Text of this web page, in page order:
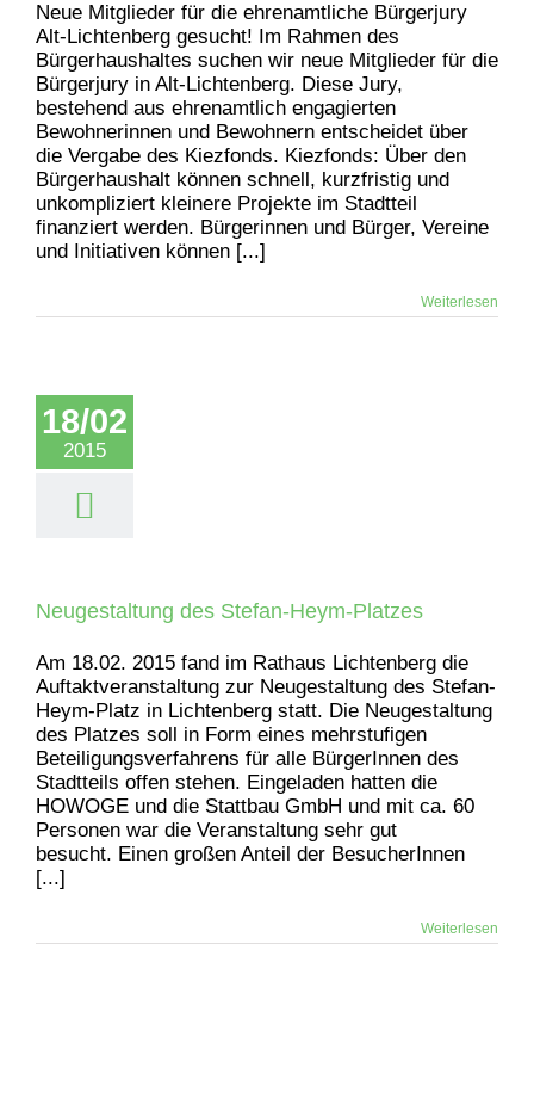
Neue Mitglieder für die ehrenamtliche Bürgerjury
Alt-Lichtenberg gesucht! Im Rahmen des
Bürgerhaushaltes suchen wir neue Mitglieder für die
Bürgerjury in Alt-Lichtenberg. Diese Jury,
bestehend aus ehrenamtlich engagierten
Bewohnerinnen und Bewohnern entscheidet über
die Vergabe des Kiezfonds. Kiezfonds: Über den
Bürgerhaushalt können schnell, kurzfristig und
unkompliziert kleinere Projekte im Stadtteil
finanziert werden. Bürgerinnen und Bürger, Vereine
und Initiativen können [...]
Weiterlesen
18/02
2015
Neugestaltung des Stefan-Heym-Platzes
Am 18.02. 2015 fand im Rathaus Lichtenberg die
Auftaktveranstaltung zur Neugestaltung des Stefan-
Heym-Platz in Lichtenberg statt. Die Neugestaltung
des Platzes soll in Form eines mehrstufigen
Beteiligungsverfahrens für alle BürgerInnen des
Stadtteils offen stehen. Eingeladen hatten die
HOWOGE und die Stattbau GmbH und mit ca. 60
Personen war die Veranstaltung sehr gut
besucht. Einen großen Anteil der BesucherInnen
[...]
Weiterlesen